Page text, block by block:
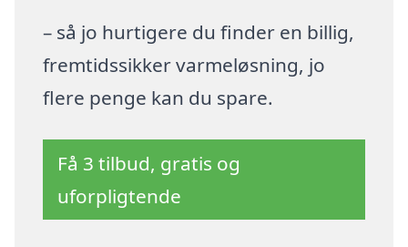
– så jo hurtigere du finder en billig,
fremtidssikker varmeløsning, jo
flere penge kan du spare.
Få 3 tilbud, gratis og
uforpligtende